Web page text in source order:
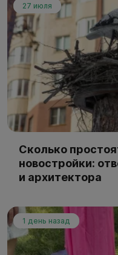
27 июля
Сколько
новостройки:
и архитектора
1 день назад